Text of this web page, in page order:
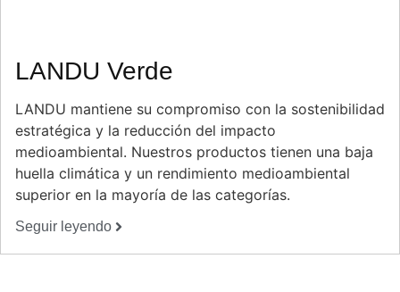
LANDU Verde
LANDU mantiene su compromiso con la sostenibilidad
estratégica y la reducción del impacto
medioambiental. Nuestros productos tienen una baja
huella climática y un rendimiento medioambiental
superior en la mayoría de las categorías.
Seguir leyendo